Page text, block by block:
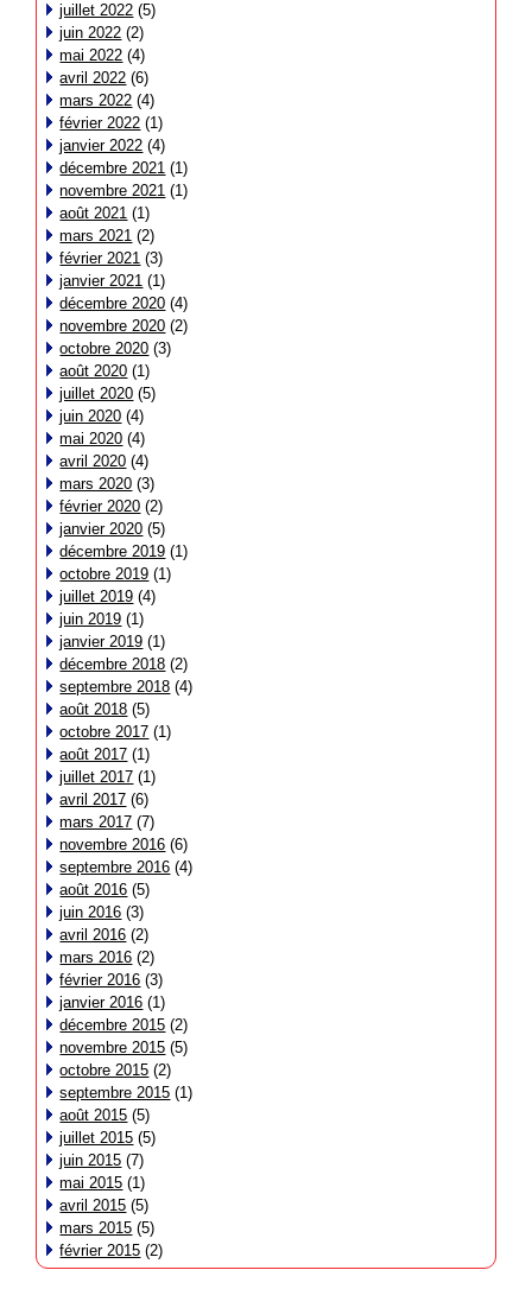
juillet 2022 (5)
juin 2022 (2)
mai 2022 (4)
avril 2022 (6)
mars 2022 (4)
février 2022 (1)
janvier 2022 (4)
décembre 2021 (1)
novembre 2021 (1)
août 2021 (1)
mars 2021 (2)
février 2021 (3)
janvier 2021 (1)
décembre 2020 (4)
novembre 2020 (2)
octobre 2020 (3)
août 2020 (1)
juillet 2020 (5)
juin 2020 (4)
mai 2020 (4)
avril 2020 (4)
mars 2020 (3)
février 2020 (2)
janvier 2020 (5)
décembre 2019 (1)
octobre 2019 (1)
juillet 2019 (4)
juin 2019 (1)
janvier 2019 (1)
décembre 2018 (2)
septembre 2018 (4)
août 2018 (5)
octobre 2017 (1)
août 2017 (1)
juillet 2017 (1)
avril 2017 (6)
mars 2017 (7)
novembre 2016 (6)
septembre 2016 (4)
août 2016 (5)
juin 2016 (3)
avril 2016 (2)
mars 2016 (2)
février 2016 (3)
janvier 2016 (1)
décembre 2015 (2)
novembre 2015 (5)
octobre 2015 (2)
septembre 2015 (1)
août 2015 (5)
juillet 2015 (5)
juin 2015 (7)
mai 2015 (1)
avril 2015 (5)
mars 2015 (5)
février 2015 (2)